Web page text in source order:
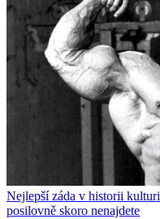
Nejlepší záda v historii
posilovně skoro nenajdete